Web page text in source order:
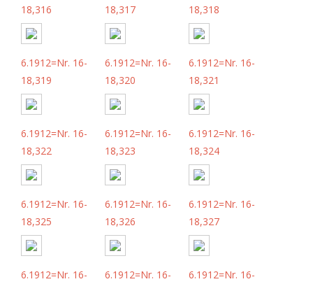
18,316
18,317
18,318
6.1912=Nr. 16-
18,319
6.1912=Nr. 16-
18,320
6.1912=Nr. 16-
18,321
6.1912=Nr. 16-
18,322
6.1912=Nr. 16-
18,323
6.1912=Nr. 16-
18,324
6.1912=Nr. 16-
18,325
6.1912=Nr. 16-
18,326
6.1912=Nr. 16-
18,327
6.1912=Nr. 16-
6.1912=Nr. 16-
6.1912=Nr. 16-